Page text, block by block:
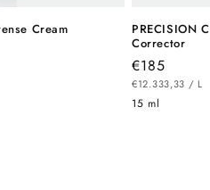
Cream
PRECISION
Corrector
Normaler
Preis
€185
STÜCKPREIS
€12.333,33 / L
15 ml